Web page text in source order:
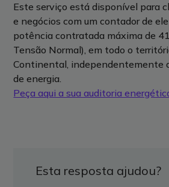
Este serviço está disponível para
e negócios com um contador de
potência contratada máxima de
Tensão Normal), em todo o
Continental, independentemente
de energia.
Peça aqui a sua auditoria
Esta resposta ajudou?